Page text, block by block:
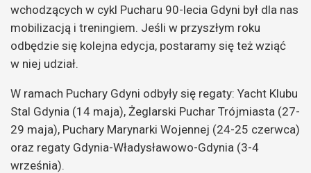
wchodzących w cykl Pucharu 90-lecia Gdyni był dla nas
mobilizacją i treningiem. Jeśli w przyszłym roku
odbędzie się kolejna edycja, postaramy się też wziąć
w niej udział.
W ramach Puchary Gdyni odbyły się regaty: Yacht Klubu
Stal Gdynia (14 maja), Żeglarski Puchar Trójmiasta (27-
29 maja), Puchary Marynarki Wojennej (24-25 czerwca)
oraz regaty Gdynia-Władysławowo-Gdynia (3-4
września).